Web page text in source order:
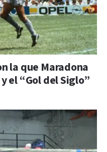
la que Maradona
el “Gol del Siglo”